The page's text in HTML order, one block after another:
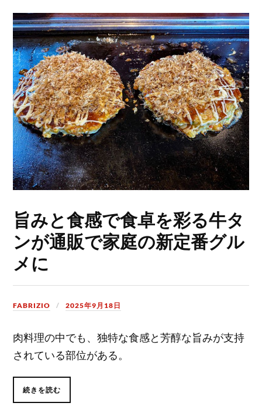
旨みと食感で食卓を彩る牛タ
ンが通販で家庭の新定番グル
メに
FABRIZIO 2025年9月18日
肉料理の中でも、独特な食感と芳醇な旨みが支持
されている部位がある。
続きを読む